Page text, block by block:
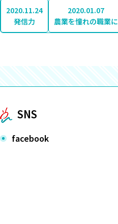
2020.11.24
発信力
2020.01.07
農業を憧れの職業に
SNS
facebook